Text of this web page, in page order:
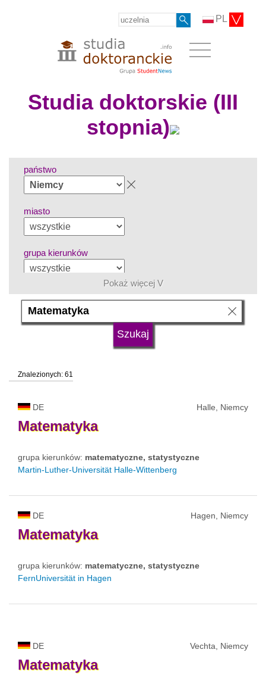
PL
Studia doktorskie (III
stopnia)
państwo
miasto
grupa kierunków
język
status uczelni
Pokaż więcej V
Znalezionych: 61
DE Halle, Niemcy
Matematyka
grupa kierunków: matematyczne, statystyczne
Martin-Luther-Universität Halle-Wittenberg
DE Hagen, Niemcy
Matematyka
grupa kierunków: matematyczne, statystyczne
FernUniversität in Hagen
DE Vechta, Niemcy
Matematyka